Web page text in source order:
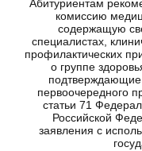
Абитуриентам
комиссию
содержащую
специалистах,
профилактических
о группе
подтверждающие
первоочередного
статьи 71
Российской
заявления с